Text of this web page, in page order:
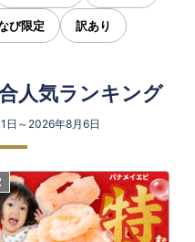
び限定 訳あり
人気ランキング
日～2026年8月6日